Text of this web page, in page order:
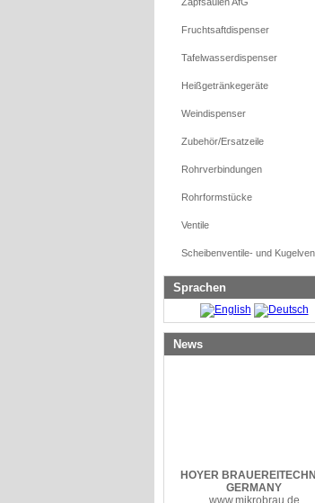
Fruchtsaftdispenser
Tafelwasserdispenser
Heißgetränkegeräte
Weindispenser
Zubehör/Ersatzeile
Rohrverbindungen
Rohrformstücke
Ventile
Scheibenventile- und
Sprachen
News
GERMANY
www.mikrobrau.de